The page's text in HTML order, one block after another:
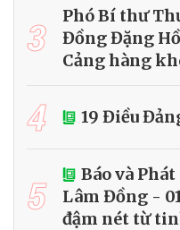
3
Phó Bí thư
Đồng Đặng
Cảng hàng
4 19 Điều
5
Báo và
Lâm Đồng -
đậm nét từ